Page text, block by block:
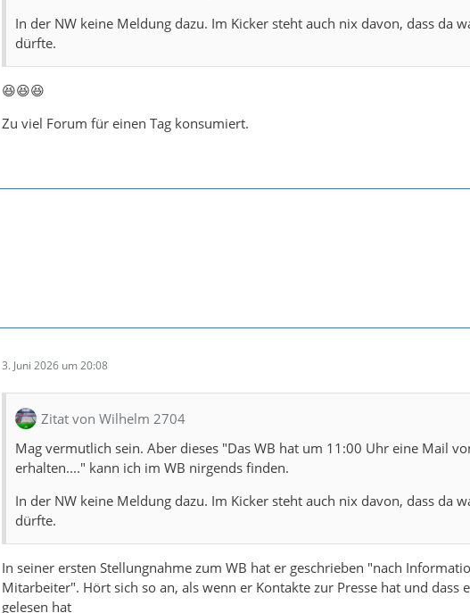
In der NW keine Meldung dazu. Im Kicker steht auch nix davon, dass da
dürfte.
😆😆😆
Zu viel Forum für einen Tag konsumiert.
3. Juni 2026 um 20:08
Zitat von Wilhelm 2704
Mag vermutlich sein. Aber dieses "Das WB hat um 11:00 Uhr eine Mail
erhalten...." kann ich im WB nirgends finden.
In der NW keine Meldung dazu. Im Kicker steht auch nix davon, dass da
dürfte.
In seiner ersten Stellungnahme zum WB hat er geschrieben "nach
Mitarbeiter". Hört sich so an, als wenn er Kontakte zur Presse hat und dass
gelesen hat